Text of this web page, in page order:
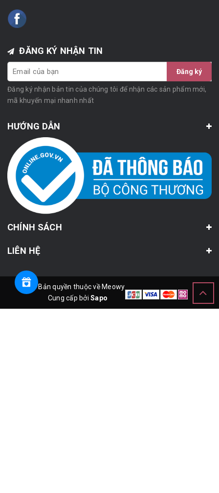
ĐĂNG KÝ NHẬN TIN
Đăng ký
Đăng ký nhận bản tin của chúng tôi để nhận các sản phẩm mới,
mã khuyến mại nhanh nhất
HƯỚNG DẪN
CHÍNH SÁCH
LIÊN HỆ
© Bản quyền thuộc về Meowy
Cung cấp bởiSapo